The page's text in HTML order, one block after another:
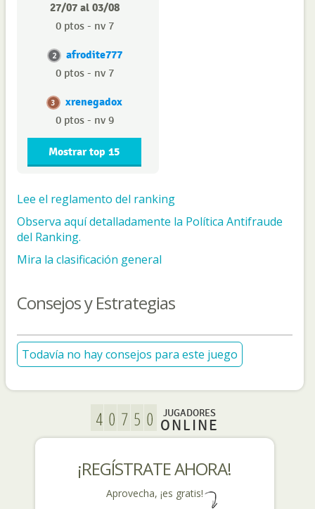
27/07 al 03/08
0 ptos - nv 7
2 afrodite777
0 ptos - nv 7
3 xrenegadox
0 ptos - nv 9
Mostrar top 15
Lee el reglamento del ranking
Observa aquí detalladamente la Política Antifraude
del Ranking.
Mira la clasificación general
Consejos y Estrategias
Todavía no hay consejos para este juego
JUGADORES
ONLINE
¡REGÍSTRATE AHORA!
Aprovecha, ¡es gratis!